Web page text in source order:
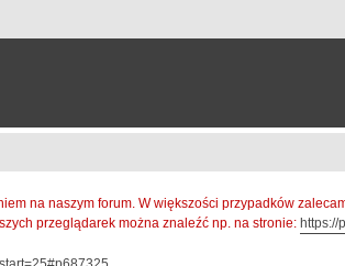
na naszym forum. W większości przypadków
przeglądarek można znaleźć np. na stronie: https://